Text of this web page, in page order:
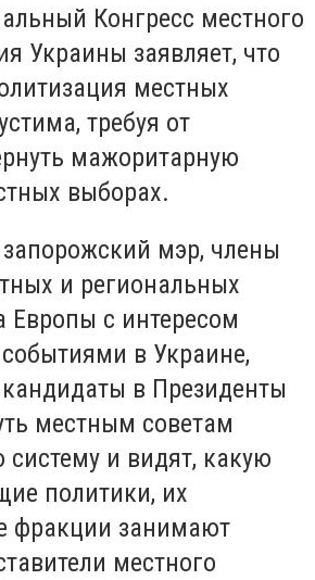
Конгресс местного
Украины заявляет, что
местных
требуя от
мажоритарную
выборах.
запорожский мэр, члены
и региональных
Европы с интересом
в Украине,
в Президенты
местным советам
и видят, какую
политики, их
фракции занимают
местного